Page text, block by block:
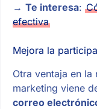
→ Te interesa:
efectiva
Mejora la
Otra ventaja en la
marketing viene
correo